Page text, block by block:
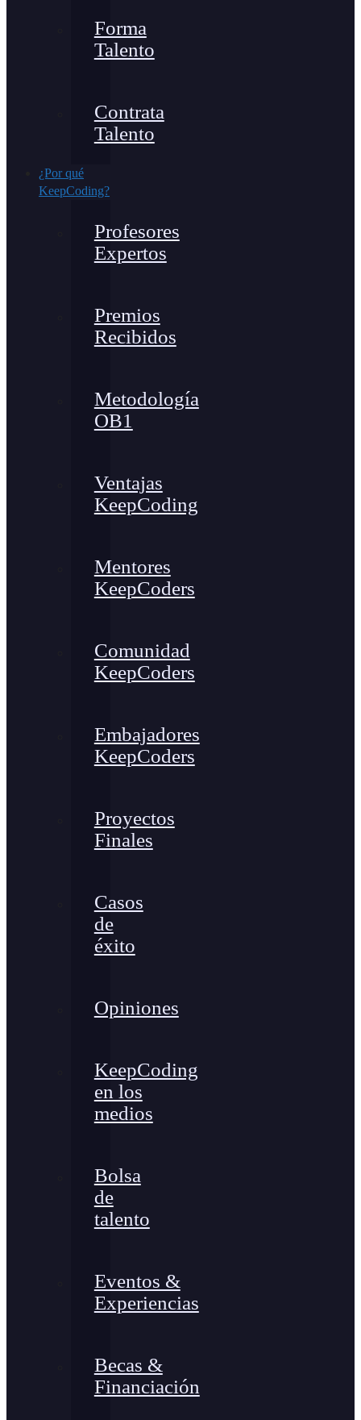
Forma
Talento
Contrata
Talento
¿Por qué
KeepCoding?
Profesores
Expertos
Premios
Recibidos
Metodología
OB1
Ventajas
KeepCoding
Mentores
KeepCoders
Comunidad
KeepCoders
Embajadores
KeepCoders
Proyectos
Finales
Casos
de
éxito
Opiniones
KeepCoding
en los
medios
Bolsa
de
talento
Eventos &
Experiencias
Becas &
Financiación